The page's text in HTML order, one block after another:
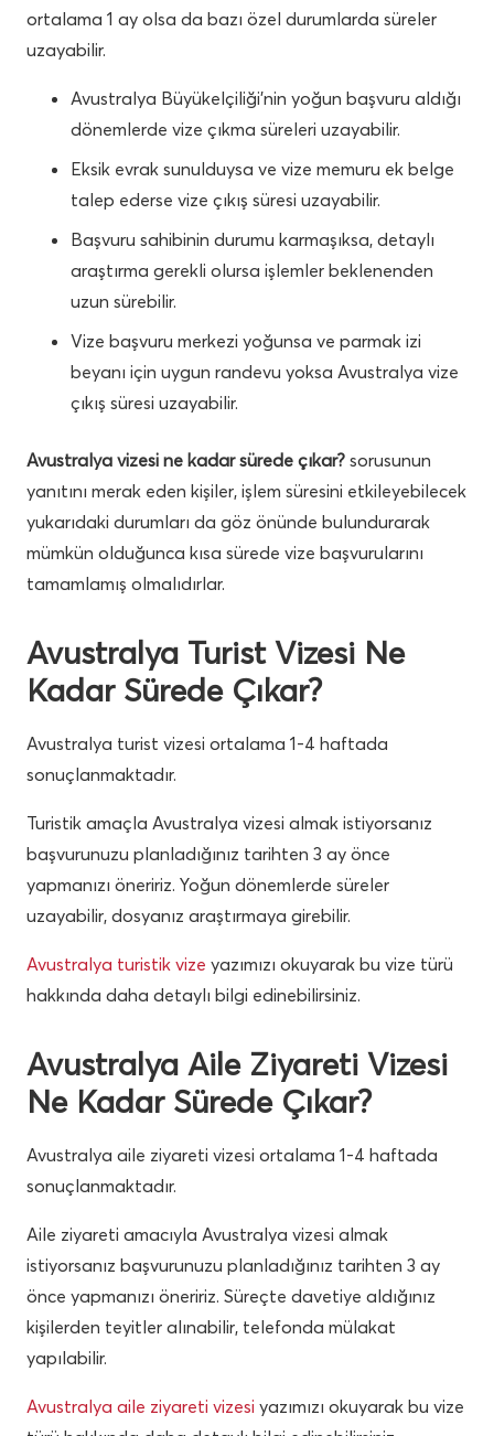
ortalama 1 ay olsa da bazı özel durumlarda süreler
uzayabilir.
Avustralya Büyükelçiliği’nin yoğun başvuru aldığı
dönemlerde vize çıkma süreleri uzayabilir.
Eksik evrak sunulduysa ve vize memuru ek belge
talep ederse vize çıkış süresi uzayabilir.
Başvuru sahibinin durumu karmaşıksa, detaylı
araştırma gerekli olursa işlemler beklenenden
uzun sürebilir.
Vize başvuru merkezi yoğunsa ve parmak izi
beyanı için uygun randevu yoksa Avustralya vize
çıkış süresi uzayabilir.
Avustralya vizesi ne kadar sürede çıkar? sorusunun
yanıtını merak eden kişiler, işlem süresini etkileyebilecek
yukarıdaki durumları da göz önünde bulundurarak
mümkün olduğunca kısa sürede vize başvurularını
tamamlamış olmalıdırlar.
Avustralya Turist Vizesi Ne
Kadar Sürede Çıkar?
Avustralya turist vizesi ortalama 1-4 haftada
sonuçlanmaktadır.
Turistik amaçla Avustralya vizesi almak istiyorsanız
başvurunuzu planladığınız tarihten 3 ay önce
yapmanızı öneririz. Yoğun dönemlerde süreler
uzayabilir, dosyanız araştırmaya girebilir.
Avustralya turistik vize yazımızı okuyarak bu vize türü
hakkında daha detaylı bilgi edinebilirsiniz.
Avustralya Aile Ziyareti Vizesi
Ne Kadar Sürede Çıkar?
Avustralya aile ziyareti vizesi ortalama 1-4 haftada
sonuçlanmaktadır.
Aile ziyareti amacıyla Avustralya vizesi almak
istiyorsanız başvurunuzu planladığınız tarihten 3 ay
önce yapmanızı öneririz. Süreçte davetiye aldığınız
kişilerden teyitler alınabilir, telefonda mülakat
yapılabilir.
Avustralya aile ziyareti vizesi yazımızı okuyarak bu vize